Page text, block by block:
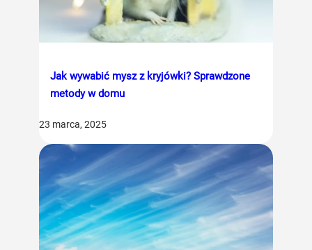
Jak wywabić mysz z kryjówki? Sprawdzone
metody w domu
23 marca, 2025